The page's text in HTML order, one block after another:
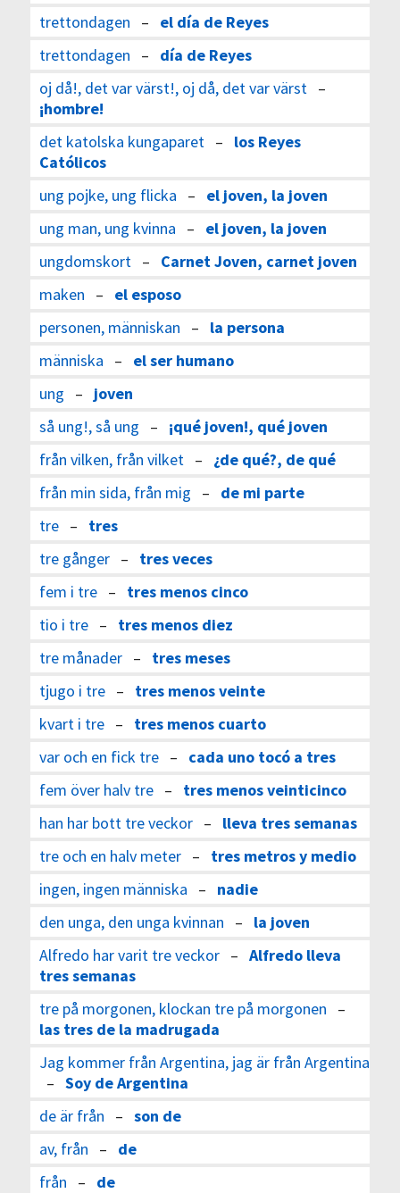
trettondagen – el día de Reyes
trettondagen – día de Reyes
oj då!, det var värst!, oj då, det var värst–
¡hombre!
det katolska kungaparet– los Reyes
Católicos
ung pojke, ung flicka – el joven, la joven
ung man, ung kvinna – el joven, la joven
ungdomskort– Carnet Joven, carnet joven
maken – el esposo
personen, människan – la persona
människa – el ser humano
ung – joven
så ung!, så ung – ¡qué joven!, qué joven
från vilken, från vilket– ¿de qué?, de qué
från min sida, från mig – de mi parte
tre– tres
tre gånger– tres veces
fem i tre– tres menos cinco
tio i tre– tres menos diez
tre månader– tres meses
tjugo i tre– tres menos veinte
kvart i tre– tres menos cuarto
var och en fick tre– cada uno tocó a tres
fem över halv tre– tres menos veinticinco
han har bott tre veckor– lleva tres semanas
tre och en halv meter– tres metros y medio
ingen, ingen människa – nadie
den unga, den unga kvinnan – la joven
Alfredo har varit tre veckor– Alfredo lleva
tres semanas
tre på morgonen, klockan tre på morgonen –
las tres de la madrugada
Jag kommer från Argentina, jag är från Argentina
– Soy de Argentina
de är från – son de
av, från – de
från – de